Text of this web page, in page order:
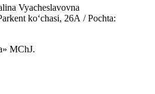
Vyacheslavovna
ko‘chasi, 26А / Pochta:
MChJ.